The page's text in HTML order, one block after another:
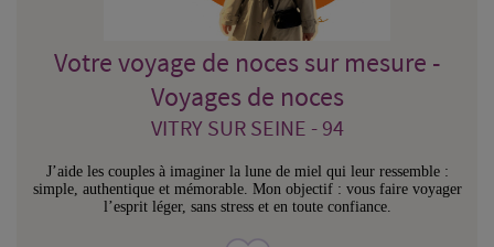
Votre voyage de noces sur mesure -
Voyages de noces
VITRY SUR SEINE - 94
J’aide les couples à imaginer la lune de miel qui leur ressemble :
simple, authentique et mémorable. Mon objectif : vous faire voyager
l’esprit léger, sans stress et en toute confiance.